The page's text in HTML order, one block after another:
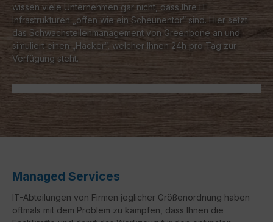
wissen viele Unternehmen gar nicht, dass Ihre IT-
Infrastrukturen „offen wie ein Scheunentor“ sind. Hier setzt
das Schwachstellenmanagement von Greenbone an und
simuliert einen „Hacker“, welcher Ihnen 24h pro Tag zur
Verfügung steht.
Managed Services
IT-Abteilungen von Firmen jeglicher Größenordnung haben
oftmals mit dem Problem zu kämpfen, dass Ihnen die